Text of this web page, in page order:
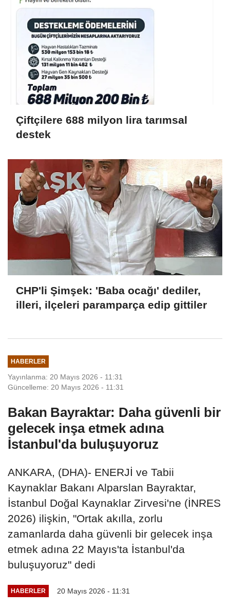
Çiftçilere 688 milyon lira tarımsal
destek
CHP'li Şimşek: 'Baba ocağı' dediler,
illeri, ilçeleri paramparça edip gittiler
HABERLER
Yayınlanma: 20 Mayıs 2026 - 11:31
Güncelleme: 20 Mayıs 2026 - 11:31
Bakan Bayraktar: Daha güvenli bir
gelecek inşa etmek adına
İstanbul'da buluşuyoruz
ANKARA, (DHA)- ENERJİ ve Tabii
Kaynaklar Bakanı Alparslan Bayraktar,
İstanbul Doğal Kaynaklar Zirvesi'ne (İNRES
2026) ilişkin, "Ortak akılla, zorlu
zamanlarda daha güvenli bir gelecek inşa
etmek adına 22 Mayıs'ta İstanbul'da
buluşuyoruz" dedi
HABERLER 20 Mayıs 2026 - 11:31